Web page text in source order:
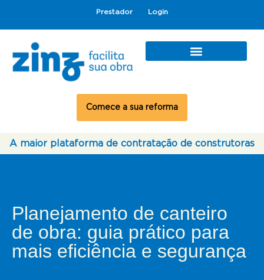
Prestador Login
Comece a sua reforma
A maior plataforma de contratação de construtoras
Planejamento de canteiro
de obra: guia prático para
mais eficiência e segurança